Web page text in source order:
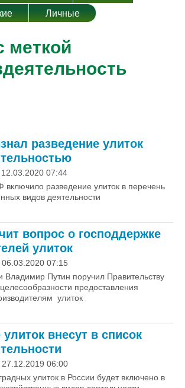
Личные
меткой
разведение улиток
12.03.2020 07:44
включило разведение улиток в перечень
видов деятельности
вопрос о господдержке
улиток
06.03.2020 07:15
Владимир Путин поручил Правительству
предоставления
улиток
внесут в список
27.12.2019 06:00
улиток в России будет включено в